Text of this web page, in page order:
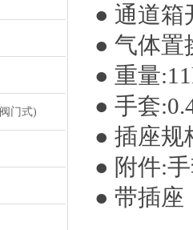
门式)
● 通道箱
● 气体置
● 重量
● 手套
● 插座规
● 附件:
● 带插座